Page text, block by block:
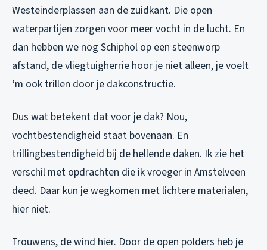
Westeinderplassen aan de zuidkant. Die open
waterpartijen zorgen voor meer vocht in de lucht. En
dan hebben we nog Schiphol op een steenworp
afstand, de vliegtuigherrie hoor je niet alleen, je voelt
‘m ook trillen door je dakconstructie.
Dus wat betekent dat voor je dak? Nou,
vochtbestendigheid staat bovenaan. En
trillingbestendigheid bij de hellende daken. Ik zie het
verschil met opdrachten die ik vroeger in Amstelveen
deed. Daar kun je wegkomen met lichtere materialen,
hier niet.
Trouwens, de wind hier. Door de open polders heb je